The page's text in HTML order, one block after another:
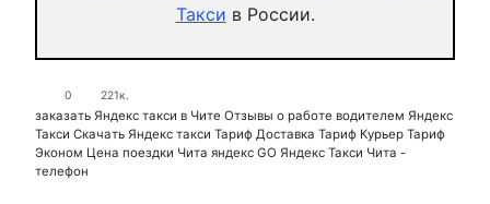
Такси в России.
0 221к.
заказать Яндекс такси в Чите Отзывы о работе водителем Яндекс
Такси Скачать Яндекс такси Тариф Доставка Тариф Курьер Тариф
Эконом Цена поездки Чита яндекс GO Яндекс Такси Чита -
телефон